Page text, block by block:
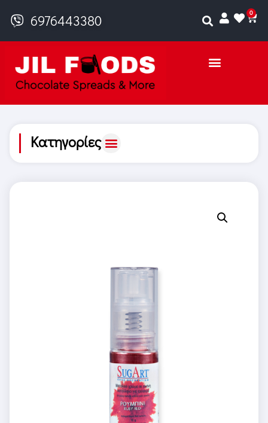
6976443380 0
Κατηγορίες